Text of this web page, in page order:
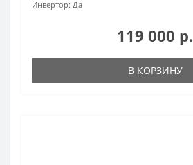
Инвертор: Да
119 000 р.
В КОРЗИНУ